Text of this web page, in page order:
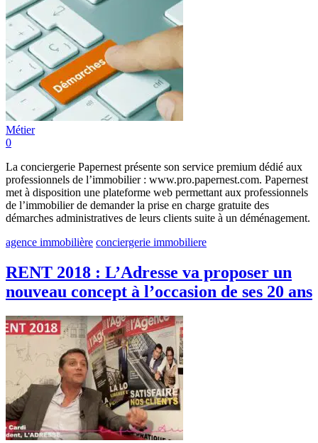
Métier
0
La conciergerie Papernest présente son service premium dédié aux
professionnels de l’immobilier : www.pro.papernest.com. Papernest
met à disposition une plateforme web permettant aux professionnels
de l’immobilier de demander la prise en charge gratuite des
démarches administratives de leurs clients suite à un déménagement.
agence immobilière conciergerie immobiliere
RENT 2018 : L’Adresse va proposer un
nouveau concept à l’occasion de ses 20 ans